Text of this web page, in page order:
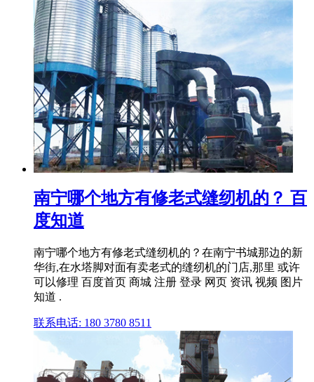
南宁哪个地方有修老式缝纫机的？ 百
度知道
南宁哪个地方有修老式缝纫机的？在南宁书城那边的新
华街,在水塔脚对面有卖老式的缝纫机的门店,那里 或许
可以修理 百度首页 商城 注册 登录 网页 资讯 视频 图片
知道 .
联系电话: 180 3780 8511